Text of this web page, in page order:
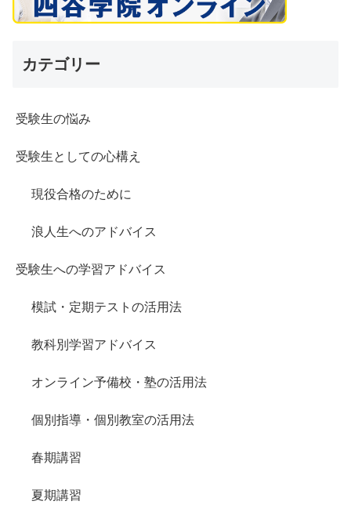
カテゴリー
受験生の悩み
受験生としての心構え
現役合格のために
浪人生へのアドバイス
受験生への学習アドバイス
模試・定期テストの活用法
教科別学習アドバイス
オンライン予備校・塾の活用法
個別指導・個別教室の活用法
春期講習
夏期講習